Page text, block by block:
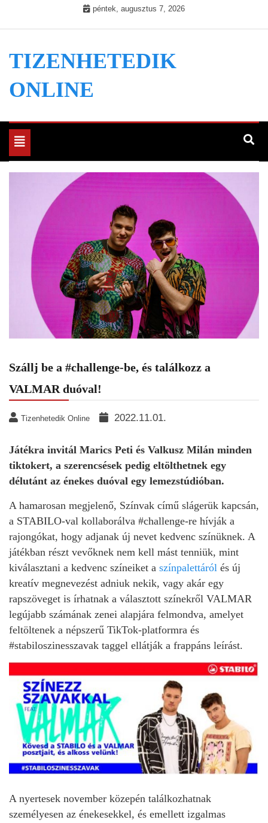
péntek, augusztus 7, 2026
TIZENHETEDIK
ONLINE
Toggle
navigation
Szállj be a #challenge-be, és találkozz a
VALMAR duóval!
Tizenhetedik Online 2022.11.01.
Játékra invitál Marics Peti és Valkusz Milán minden
tiktokert, a szerencsések pedig eltölthetnek egy
délutánt az énekes duóval egy lemezstúdióban.
A hamarosan megjelenő, Színvak című slágerük kapcsán,
a STABILO-val kollaborálva #challenge-re hívják a
rajongókat, hogy adjanak új nevet kedvenc színüknek. A
játékban részt vevőknek nem kell mást tenniük, mint
kiválasztani a kedvenc színeiket a színpalettáról és új
kreatív megnevezést adniuk nekik, vagy akár egy
rapszöveget is írhatnak a választott színekről VALMAR
legújabb számának zenei alapjára felmondva, amelyet
feltöltenek a népszerű TikTok-platformra és
#stabiloszinesszavak taggel ellátják a frappáns leírást.
A nyertesek november közepén találkozhatnak
személyesen az énekesekkel, és emellett izgalmas